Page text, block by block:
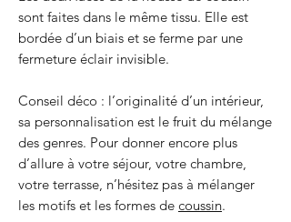
sont faites dans le même tissu. Elle est
bordée d’un biais et se ferme par une
fermeture éclair invisible.
Conseil déco : l’originalité d’un intérieur,
sa personnalisation est le fruit du mélange
des genres. Pour donner encore plus
d’allure à votre séjour, votre chambre,
votre terrasse, n’hésitez pas à mélanger
les motifs et les formes de coussin.